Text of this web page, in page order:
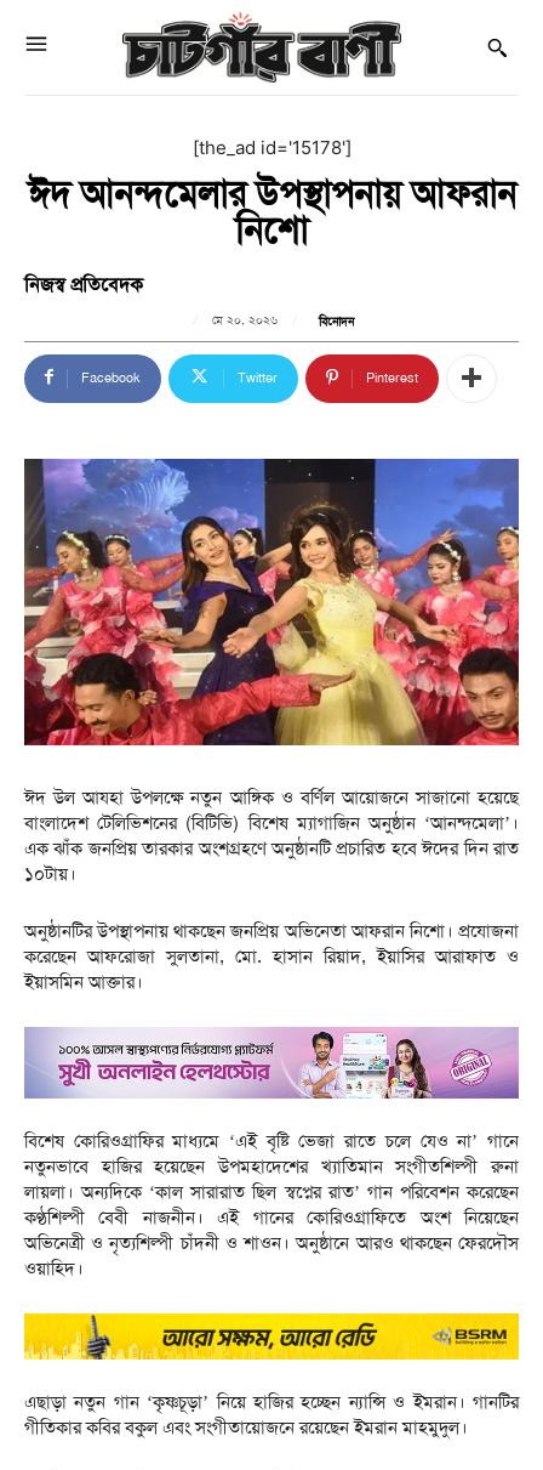
[the_ad id='15178']
ঈদ আনন্দমেলার উপস্থাপনায় আফরান
নিশো
নিজস্ব প্রতিবেদক
মে ২০, ২০২৬ বিনোদন
Facebook Twitter Pinterest
ঈদ উল আযহা উপলক্ষে নতুন আঙ্গিক ও বর্ণিল আয়োজনে সাজানো হয়েছে
বাংলাদেশ টেলিভিশনের (বিটিভি) বিশেষ ম্যাগাজিন অনুষ্ঠান ‘আনন্দমেলা’।
এক ঝাঁক জনপ্রিয় তারকার অংশগ্রহণে অনুষ্ঠানটি প্রচারিত হবে ঈদের দিন রাত
১০টায়।
অনুষ্ঠানটির উপস্থাপনায় থাকছেন জনপ্রিয় অভিনেতা আফরান নিশো। প্রযোজনা
করেছেন আফরোজা সুলতানা, মো. হাসান রিয়াদ, ইয়াসির আরাফাত ও
ইয়াসমিন আক্তার।
বিশেষ কোরিওগ্রাফির মাধ্যমে ‘এই বৃষ্টি ভেজা রাতে চলে যেও না’ গানে
নতুনভাবে হাজির হয়েছেন উপমহাদেশের খ্যাতিমান সংগীতশিল্পী রুনা
লায়লা। অন্যদিকে ‘কাল সারারাত ছিল স্বপ্নের রাত’ গান পরিবেশন করেছেন
কণ্ঠশিল্পী বেবী নাজনীন। এই গানের কোরিওগ্রাফিতে অংশ নিয়েছেন
অভিনেত্রী ও নৃত্যশিল্পী চাঁদনী ও শাওন। অনুষ্ঠানে আরও থাকছেন ফেরদৌস
ওয়াহিদ।
এছাড়া নতুন গান ‘কৃষ্ণচূড়া’ নিয়ে হাজির হচ্ছেন ন্যান্সি ও ইমরান। গানটির
গীতিকার কবির বকুল এবং সংগীতায়োজনে রয়েছেন ইমরান মাহমুদুল।